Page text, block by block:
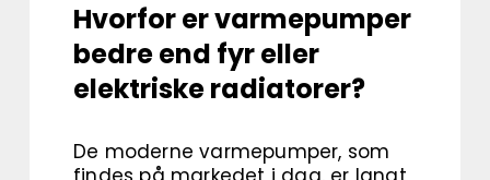
Hvorfor er varmepumper
bedre end fyr eller
elektriske radiatorer?
De moderne varmepumper, som